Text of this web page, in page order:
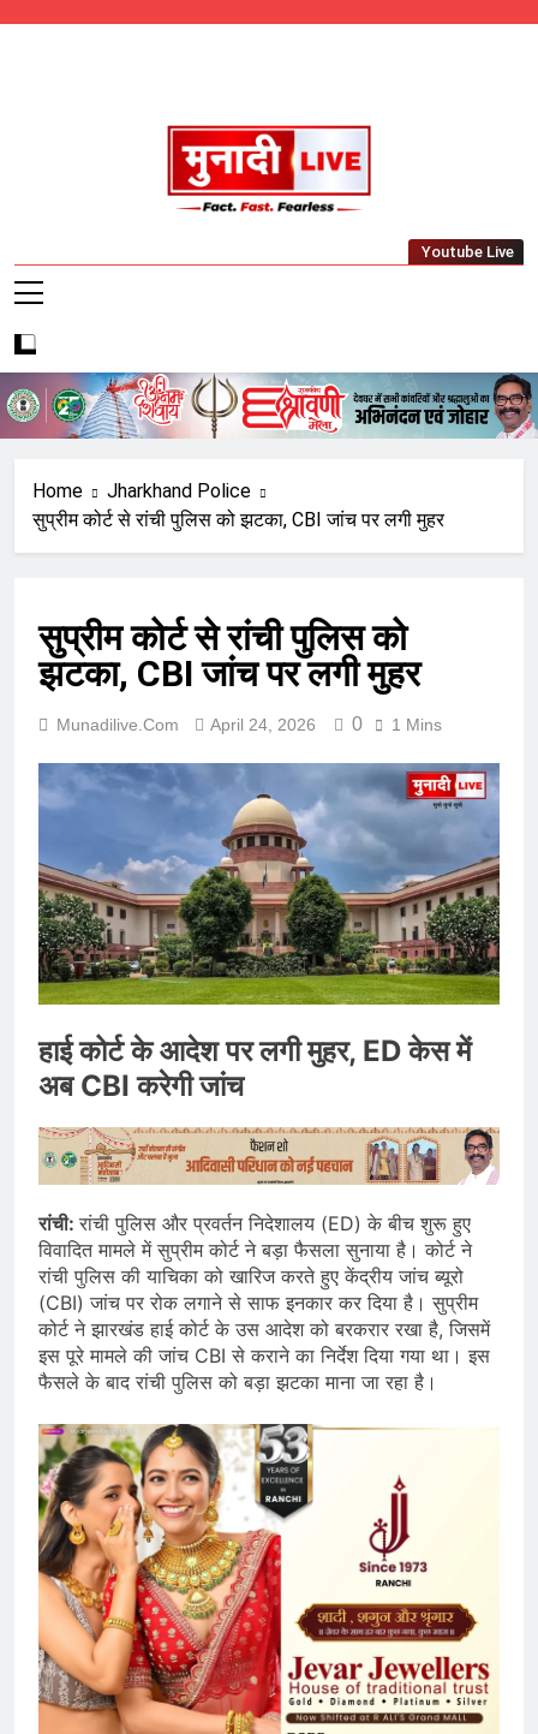
Munadi Live – Jharkhand's Leading Local
Youtube Live
Home
Jharkhand Police
सुप्रीम कोर्ट से रांची पुलिस को झटका, CBI जांच पर लगी मुहर
सुप्रीम कोर्ट से रांची पुलिस को
झटका, CBI जांच पर लगी मुहर
Munadilive.com April 24, 2026 0 1 Mins
हाई कोर्ट के आदेश पर लगी मुहर, ED केस में
अब CBI करेगी जांच
रांची:रांची पुलिस और प्रवर्तन निदेशालय (ED) के बीच शुरू हुए
विवादित मामले में सुप्रीम कोर्ट ने बड़ा फैसला सुनाया है। कोर्ट ने
रांची पुलिस की याचिका को खारिज करते हुए केंद्रीय जांच ब्यूरो
(CBI) जांच पर रोक लगाने से साफ इनकार कर दिया है। सुप्रीम
कोर्ट ने झारखंड हाई कोर्ट के उस आदेश को बरकरार रखा है, जिसमें
इस पूरे मामले की जांच CBI से कराने का निर्देश दिया गया था। इस
फैसले के बाद रांची पुलिस को बड़ा झटका माना जा रहा है।